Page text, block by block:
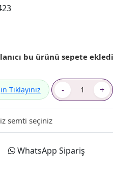
bu ürünü sepete
Tıklayınız - +
WhatsApp Sipariş